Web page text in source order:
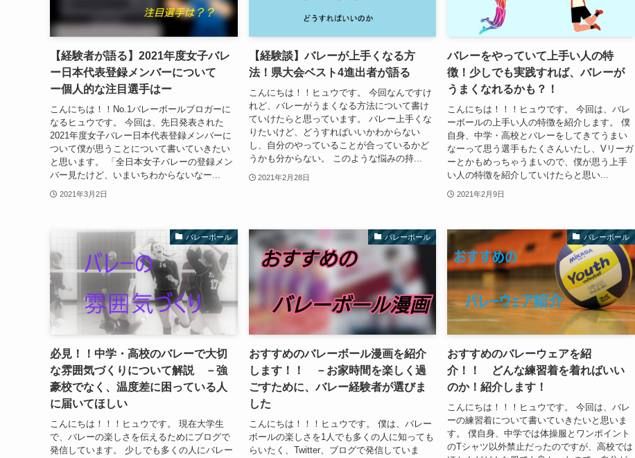
【経験者が語る】2021年度女子バレ
ー日本代表登録メンバーについて
ー個人的な注目選手はー
こんにちは！！No.1バレーボールブロガーに
なるヒュウです。 今回は、先日発表された
2021年度女子バレー日本代表登録メンバーに
ついて僕が思うことについて書いていきたい
と思います。 「全日本女子バレーの登録メン
バー見たけど、いまいちわからないなー...
2021年3月2日
【経験談】バレーが上手くなる方
法！県大会ベスト4進出者が語る
こんにちは！！ヒュウです。 今回なんですけ
れど、バレーがうまくなる方法について書け
ていけたらと思っています。 バレー上手くな
りたいけど、どうすればいいかわからない
し、自分のやっていることが合っているかど
うかも分からない。 このような悩みの持...
2021年2月28日
バレーをやっていて上手い人の特
徴！少しでも実践すれば、バレーが
うまくなれるかも？！
こんにちは！！！ヒュウです。 今回は、バレ
ーボールの上手い人の特徴を紹介します。 僕
自身、中学・高校とバレーをしてきてうまい
なーって思う選手もたくさんいたし、Vリーガ
ーとかもめっちゃうまいので、僕が思う上手
い人の特徴を紹介していけたらと思い...
2021年2月9日
バレーボール
必見！！中学・高校のバレーで大切
な雰囲気づくりについて解説 －強
豪校でなく、温度差に困っている人
に届いてほしい
こんにちは！！！ヒュウです。 現在大学生
で、バレーの楽しさを伝えるためにブログで
発信しています。 少しでも多くの人にバレー
バレーボール
おすすめのバレーボール漫画を紹介
します！！ －お家時間を楽しく過
ごすために、バレー経験者が選びま
した
こんにちは！！！ヒュウです。 僕は、バレー
ボールの楽しさを1人でも多くの人に知っても
らいたく、Twitter、ブログで発信していま
バレーボール
おすすめのバレーウェアを紹
介！！ どんな練習着を着ればいい
のか！紹介します！
こんにちは！！！ヒュウです。 今回は、バレ
ーの練習着について書いていきたいと思いま
す。 僕自身、中学では体操服とワンポイント
のTシャツ以外禁止だったのですが、高校では